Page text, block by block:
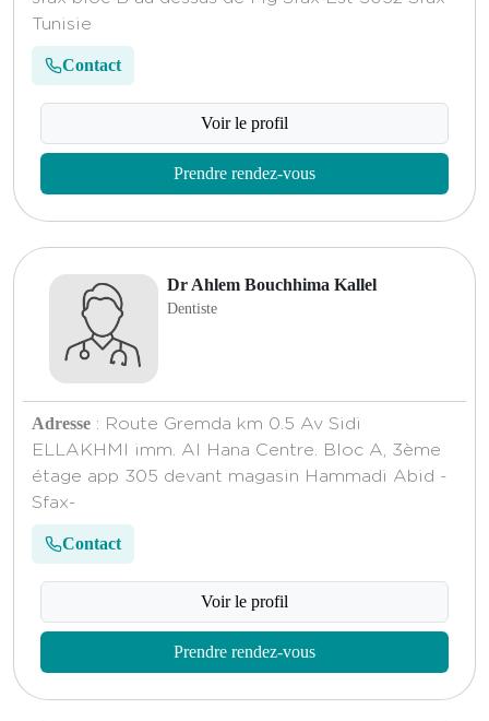
Tunisie
Contact
Voir le profil
Prendre rendez-vous
Dr Ahlem Bouchhima Kallel
Dentiste
Adresse : Route Gremda km 0.5 Av Sidi
ELLAKHMI imm. Al Hana Centre. Bloc A, 3ème
étage app 305 devant magasin Hammadi Abid -
Sfax-
Contact
Voir le profil
Prendre rendez-vous